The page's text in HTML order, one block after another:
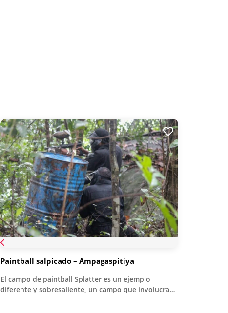
Paintball salpicado – Ampagaspitiya
El campo de paintball Splatter es un ejemplo
diferente y sobresaliente, un campo que involucra…